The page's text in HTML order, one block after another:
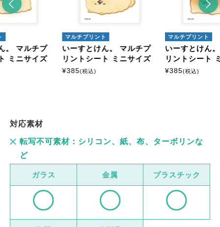
。 マルチプ
ミニサイズ
マルチプリント
いーすとけん。 マルチプ
リントシート ミニサイズ
¥385(税込)
マルチプリント
いーすとけん
リントシート
¥385(税込)
対応素材
転写不可素材：シリコン、紙、布、ターボリンな
ど
ガラス 金属 プラスチック